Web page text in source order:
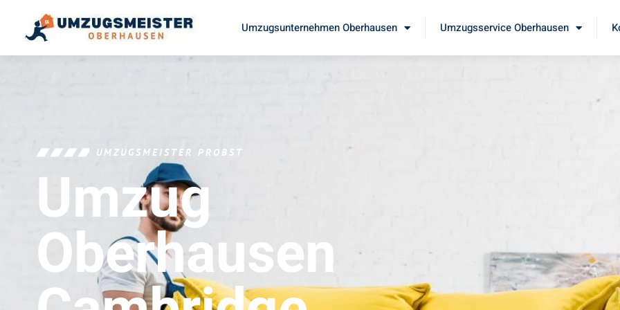
Umzugsunternehmen Oberhausen Umzugsservice Oberhausen
UMZUGSMEISTER PROBST
Umzug
Oberhausen